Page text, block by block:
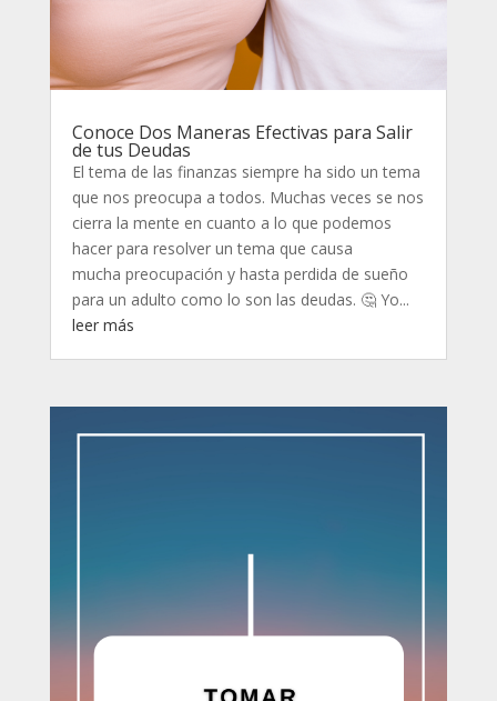
Conoce Dos Maneras Efectivas para Salir
de tus Deudas
El tema de las finanzas siempre ha sido un tema
que nos preocupa a todos. Muchas veces se nos
cierra la mente en cuanto a lo que podemos
hacer para resolver un tema que causa
mucha preocupación y hasta perdida de sueño
para un adulto como lo son las deudas. 🤔 Yo...
leer más